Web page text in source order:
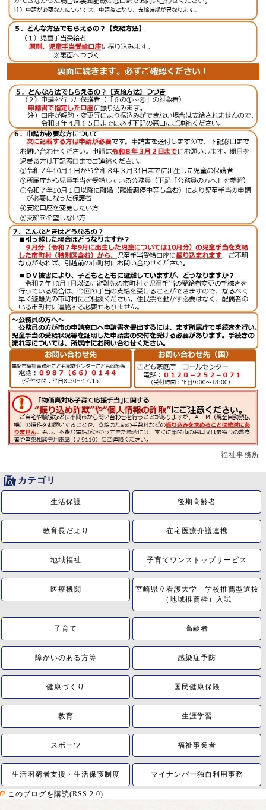
福祉事務所
カテゴリ
生活保護 後期高齢者
教育長だより 在宅医療介護連携
地域福祉 子育てワンストップサービス
医療機関
宮崎県立看護大学 学校推薦型選抜
（地域推薦枠）入試
子育て 高齢者
障がいのある方等 感染症予防
健康づくり 国民健康保険
教育 生涯学習
スポーツ 福祉事業者
生活困窮者支援・生活保護制度 マイナンバー独自利用事務
このブログを購読(RSS 2.0)